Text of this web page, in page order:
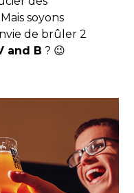
soyons
de brûler 2
and B ? 😉